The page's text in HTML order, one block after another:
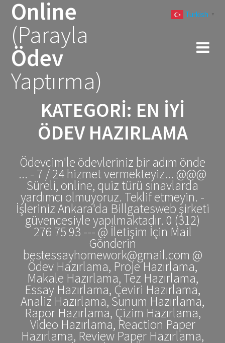
Online
(Parayla
Ödev
Yaptırma)
KATEGORI: EN İYI
ÖDEV HAZIRLAMA
Ödevcim'le ödevleriniz bir adım önde
... - 7 / 24 hizmet vermekteyiz... @@@
Süreli, online, quiz türü sınavlarda
yardımcı olmuyoruz. Teklif etmeyin. -
İşleriniz Ankara'da Billgatesweb şirketi
güvencesiyle yapılmaktadır. 0 (312)
276 75 93 --- @ İletişim İçin Mail
Gönderin
bestessayhomework@gmail.com @
Ödev Hazırlama, Proje Hazırlama,
Makale Hazırlama, Tez Hazırlama,
Essay Hazırlama, Çeviri Hazırlama,
Analiz Hazırlama, Sunum Hazırlama,
Rapor Hazırlama, Çizim Hazırlama,
Video Hazırlama, Reaction Paper
Hazırlama, Review Paper Hazırlama,
Turkish ▼